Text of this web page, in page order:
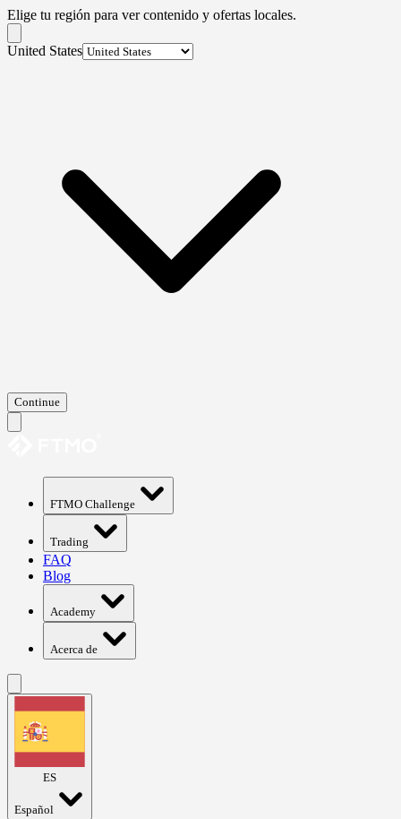
Elige tu región para ver contenido y ofertas locales.
United States
Continue
FTMO Challenge
Trading
FAQ
Blog
Academy
Acerca de
ES
Español